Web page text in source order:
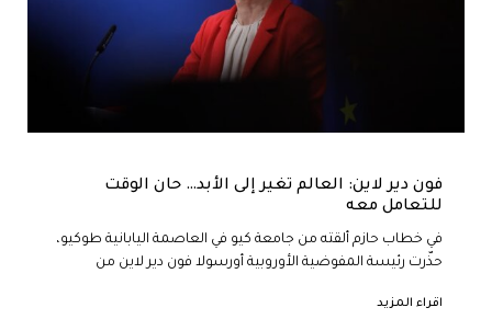
فون دير لاين: العالم تغير إلى الأبد… حان الوقت
للتعامل معه
في خطاب حازم ألقته من جامعة كيو في العاصمة اليابانية طوكيو،
حذّرت رئيسة المفوضية الأوروبية أورسولا فون دير لاين من
اقراء المزيد